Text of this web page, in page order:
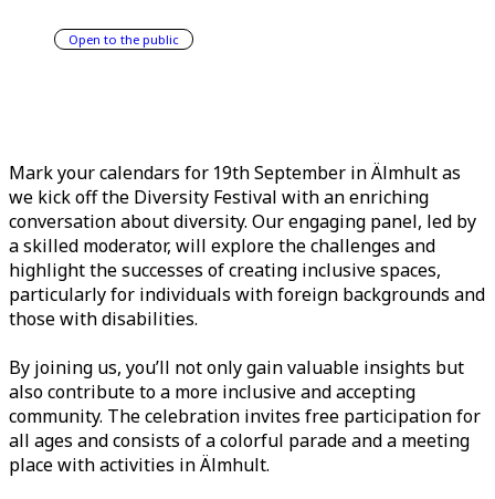
Open to the public
Mark your calendars for 19th September in Älmhult as
we kick off the Diversity Festival with an enriching
conversation about diversity. Our engaging panel, led by
a skilled moderator, will explore the challenges and
highlight the successes of creating inclusive spaces,
particularly for individuals with foreign backgrounds and
those with disabilities.
By joining us, you’ll not only gain valuable insights but
also contribute to a more inclusive and accepting
community. The celebration invites free participation for
all ages and consists of a colorful parade and a meeting
place with activities in Älmhult.